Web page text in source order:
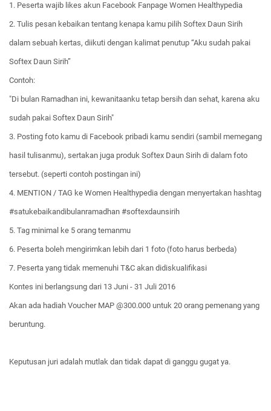
1. Peserta wajib likes akun Facebook Fanpage Women Healthypedia
2. Tulis pesan kebaikan tentang kenapa kamu pilih Softex Daun Sirih
dalam sebuah kertas, diikuti dengan kalimat penutup “Aku sudah pakai
Softex Daun Sirih”
Contoh:
"Di bulan Ramadhan ini, kewanitaanku tetap bersih dan sehat, karena aku
sudah pakai Softex Daun Sirih"
3. Posting foto kamu di Facebook pribadi kamu sendiri (sambil memegang
hasil tulisanmu), sertakan juga produk Softex Daun Sirih di dalam foto
tersebut. (seperti contoh postingan ini)
4. MENTION / TAG ke Women Healthypedia dengan menyertakan hashtag
#satukebaikandibulanramadhan #softexdaunsirih
5. Tag minimal ke 5 orang temanmu
6. Peserta boleh mengirimkan lebih dari 1 foto (foto harus berbeda)
7. Peserta yang tidak memenuhi T&C akan didiskualifikasi
Kontes ini berlangsung dari 13 Juni - 31 Juli 2016
Akan ada hadiah Voucher MAP @300.000 untuk 20 orang pemenang yang
beruntung.
Keputusan juri adalah mutlak dan tidak dapat di ganggu gugat ya.